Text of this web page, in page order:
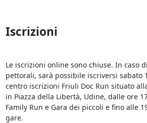
Iscrizioni
Le iscrizioni online sono chiuse. In caso
pettorali, sarà possibile iscriversi sabato
centro iscrizioni Friuli Doc Run situato
in Piazza della Libertà, Udine, dalle ore
Family Run e Gara dei piccoli e fino alle
gare.